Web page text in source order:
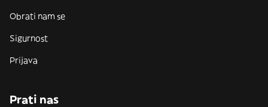
Obrati nam se
Sigurnost
Prijava
Prati nas